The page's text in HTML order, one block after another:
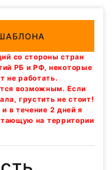
со стороны стран
РБ и РФ, некоторые
не работать.
возможным. Если
грустить не стоит!
в течение 2 дней я
на территории